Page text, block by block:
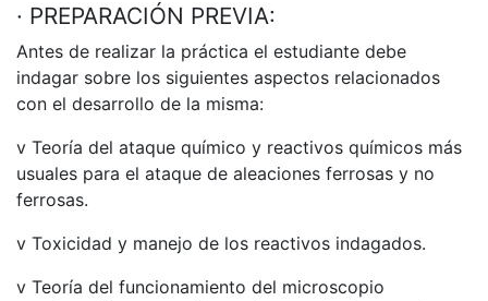
· PREPARACIÓN PREVIA:
Antes de realizar la práctica el estudiante debe
indagar sobre los siguientes aspectos relacionados
con el desarrollo de la misma:
v Teoría del ataque químico y reactivos químicos más
usuales para el ataque de aleaciones ferrosas y no
ferrosas.
v Toxicidad y manejo de los reactivos indagados.
v Teoría del funcionamiento del microscopio